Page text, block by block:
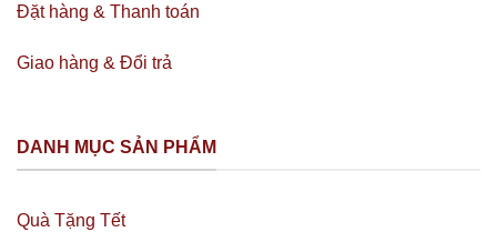
Đặt hàng & Thanh toán
Giao hàng & Đổi trả
DANH MỤC SẢN PHẨM
Quà Tặng Tết